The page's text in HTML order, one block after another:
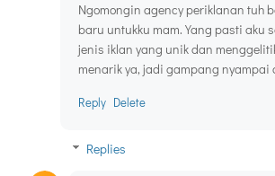
Ngomongin agency periklanan tuh
baru untukku mam. Yang pasti aku
jenis iklan yang unik dan
menarik ya, jadi gampang nyampai
Reply Delete
Replies